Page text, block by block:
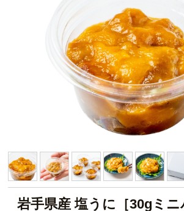
岩手県産 塩うに［30gミ